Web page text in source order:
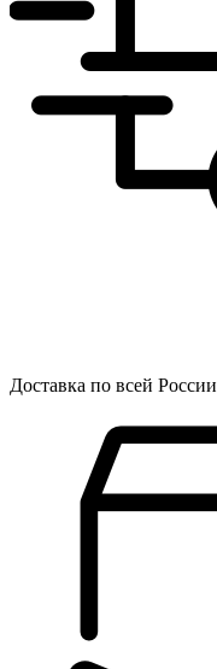
Доставка по всей России